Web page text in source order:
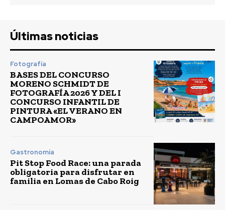
Últimas noticias
Fotografía
BASES DEL CONCURSO
MORENO SCHMIDT DE
FOTOGRAFÍA 2026 Y DEL I
CONCURSO INFANTIL DE
PINTURA «EL VERANO EN
CAMPOAMOR»
Gastronomía
Pit Stop Food Race: una parada
obligatoria para disfrutar en
familia en Lomas de Cabo Roig